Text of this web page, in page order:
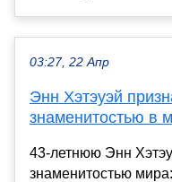
03:27, 22 Апр
Энн Хэтэуэй
знаменитостью в
43-летнюю Энн
знаменитостью